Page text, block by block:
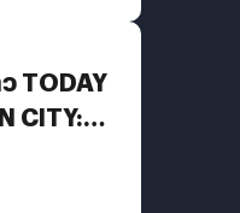
TODAY
CITY:
กิจสี